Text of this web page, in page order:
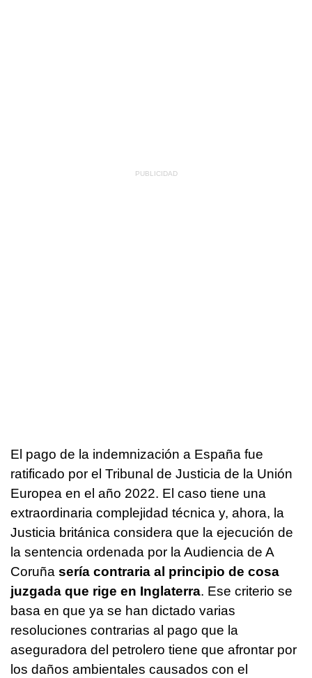
El pago de la indemnización a España fue
ratificado por el Tribunal de Justicia de la Unión
Europea en el año 2022. El caso tiene una
extraordinaria complejidad técnica y, ahora, la
Justicia británica considera que la ejecución de
la sentencia ordenada por la Audiencia de A
Coruña sería contraria al principio de cosa
juzgada que rige en Inglaterra. Ese criterio se
basa en que ya se han dictado varias
resoluciones contrarias al pago que la
aseguradora del petrolero tiene que afrontar por
los daños ambientales causados con el